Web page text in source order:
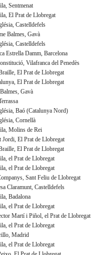
Sentmenat
El Prat de Llobregat
Castelldefels
Balmes, Gavà
Castelldefels
Estrella Damm, Barcelona
Vilafranca del Penedès
El Prat de Llobregat
El Prat de Llobregat
Gavà
Baó (Catalunya Nord)
Cornellà
Molins de Rei
Jordi, El Prat de Llobregat
El Prat de Llobregat
el Prat de Llobregat
el Prat de Llobregat
Sant Feliu de Llobregat
Claramunt, Castelldefels
Badalona
el Prat de Llobregat
Martí i Piñol, el Prat de Llobregat
el Prat de Llobregat
Madrid
el Prat de Llobregat